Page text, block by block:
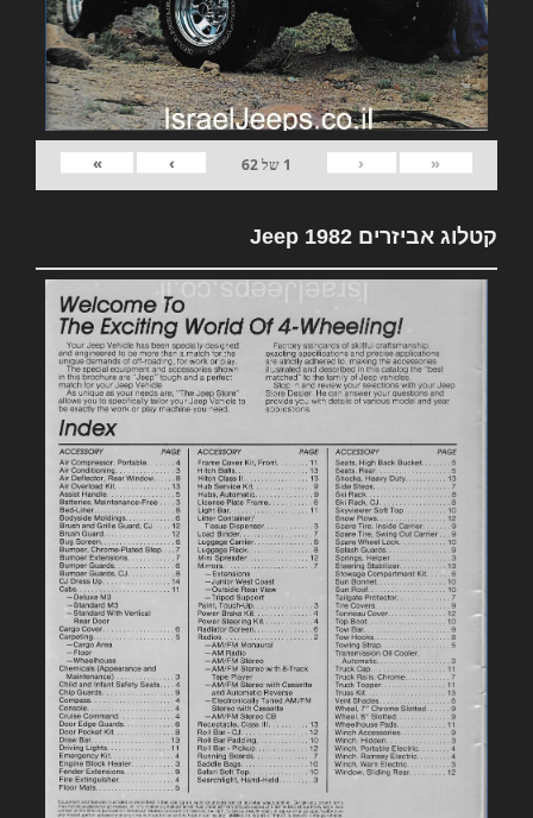
«
‹
1 של62
›
»
קטלוג אביזרים 1982 Jeep